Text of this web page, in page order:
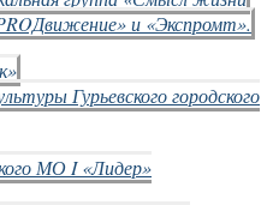
и «Экспромт».
Гурьевского городского
МО I «Лидер»